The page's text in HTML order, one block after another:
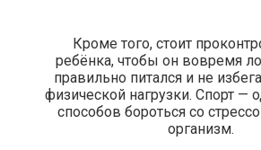
Кроме того, стоит
ребёнка, чтобы он вовремя
правильно питался и не
физической нагрузки. Спорт —
способов бороться со
организм.